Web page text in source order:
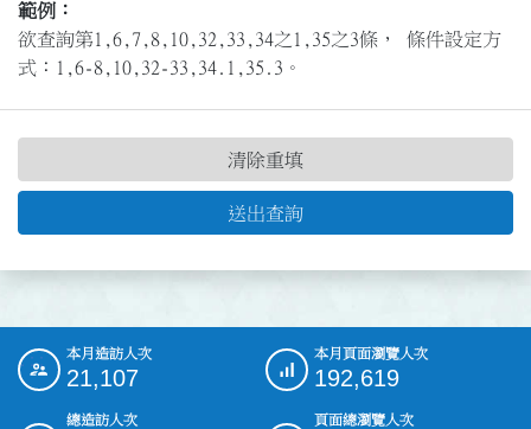
範例：
欲查詢第1,6,7,8,10,32,33,34之1,35之3條， 條件設定方
式：1,6-8,10,32-33,34.1,35.3。
送出查詢
清除重填
::: 本月造訪人次
21,107
本月頁面瀏覽人次
192,619
總造訪人次
頁面總瀏覽人次